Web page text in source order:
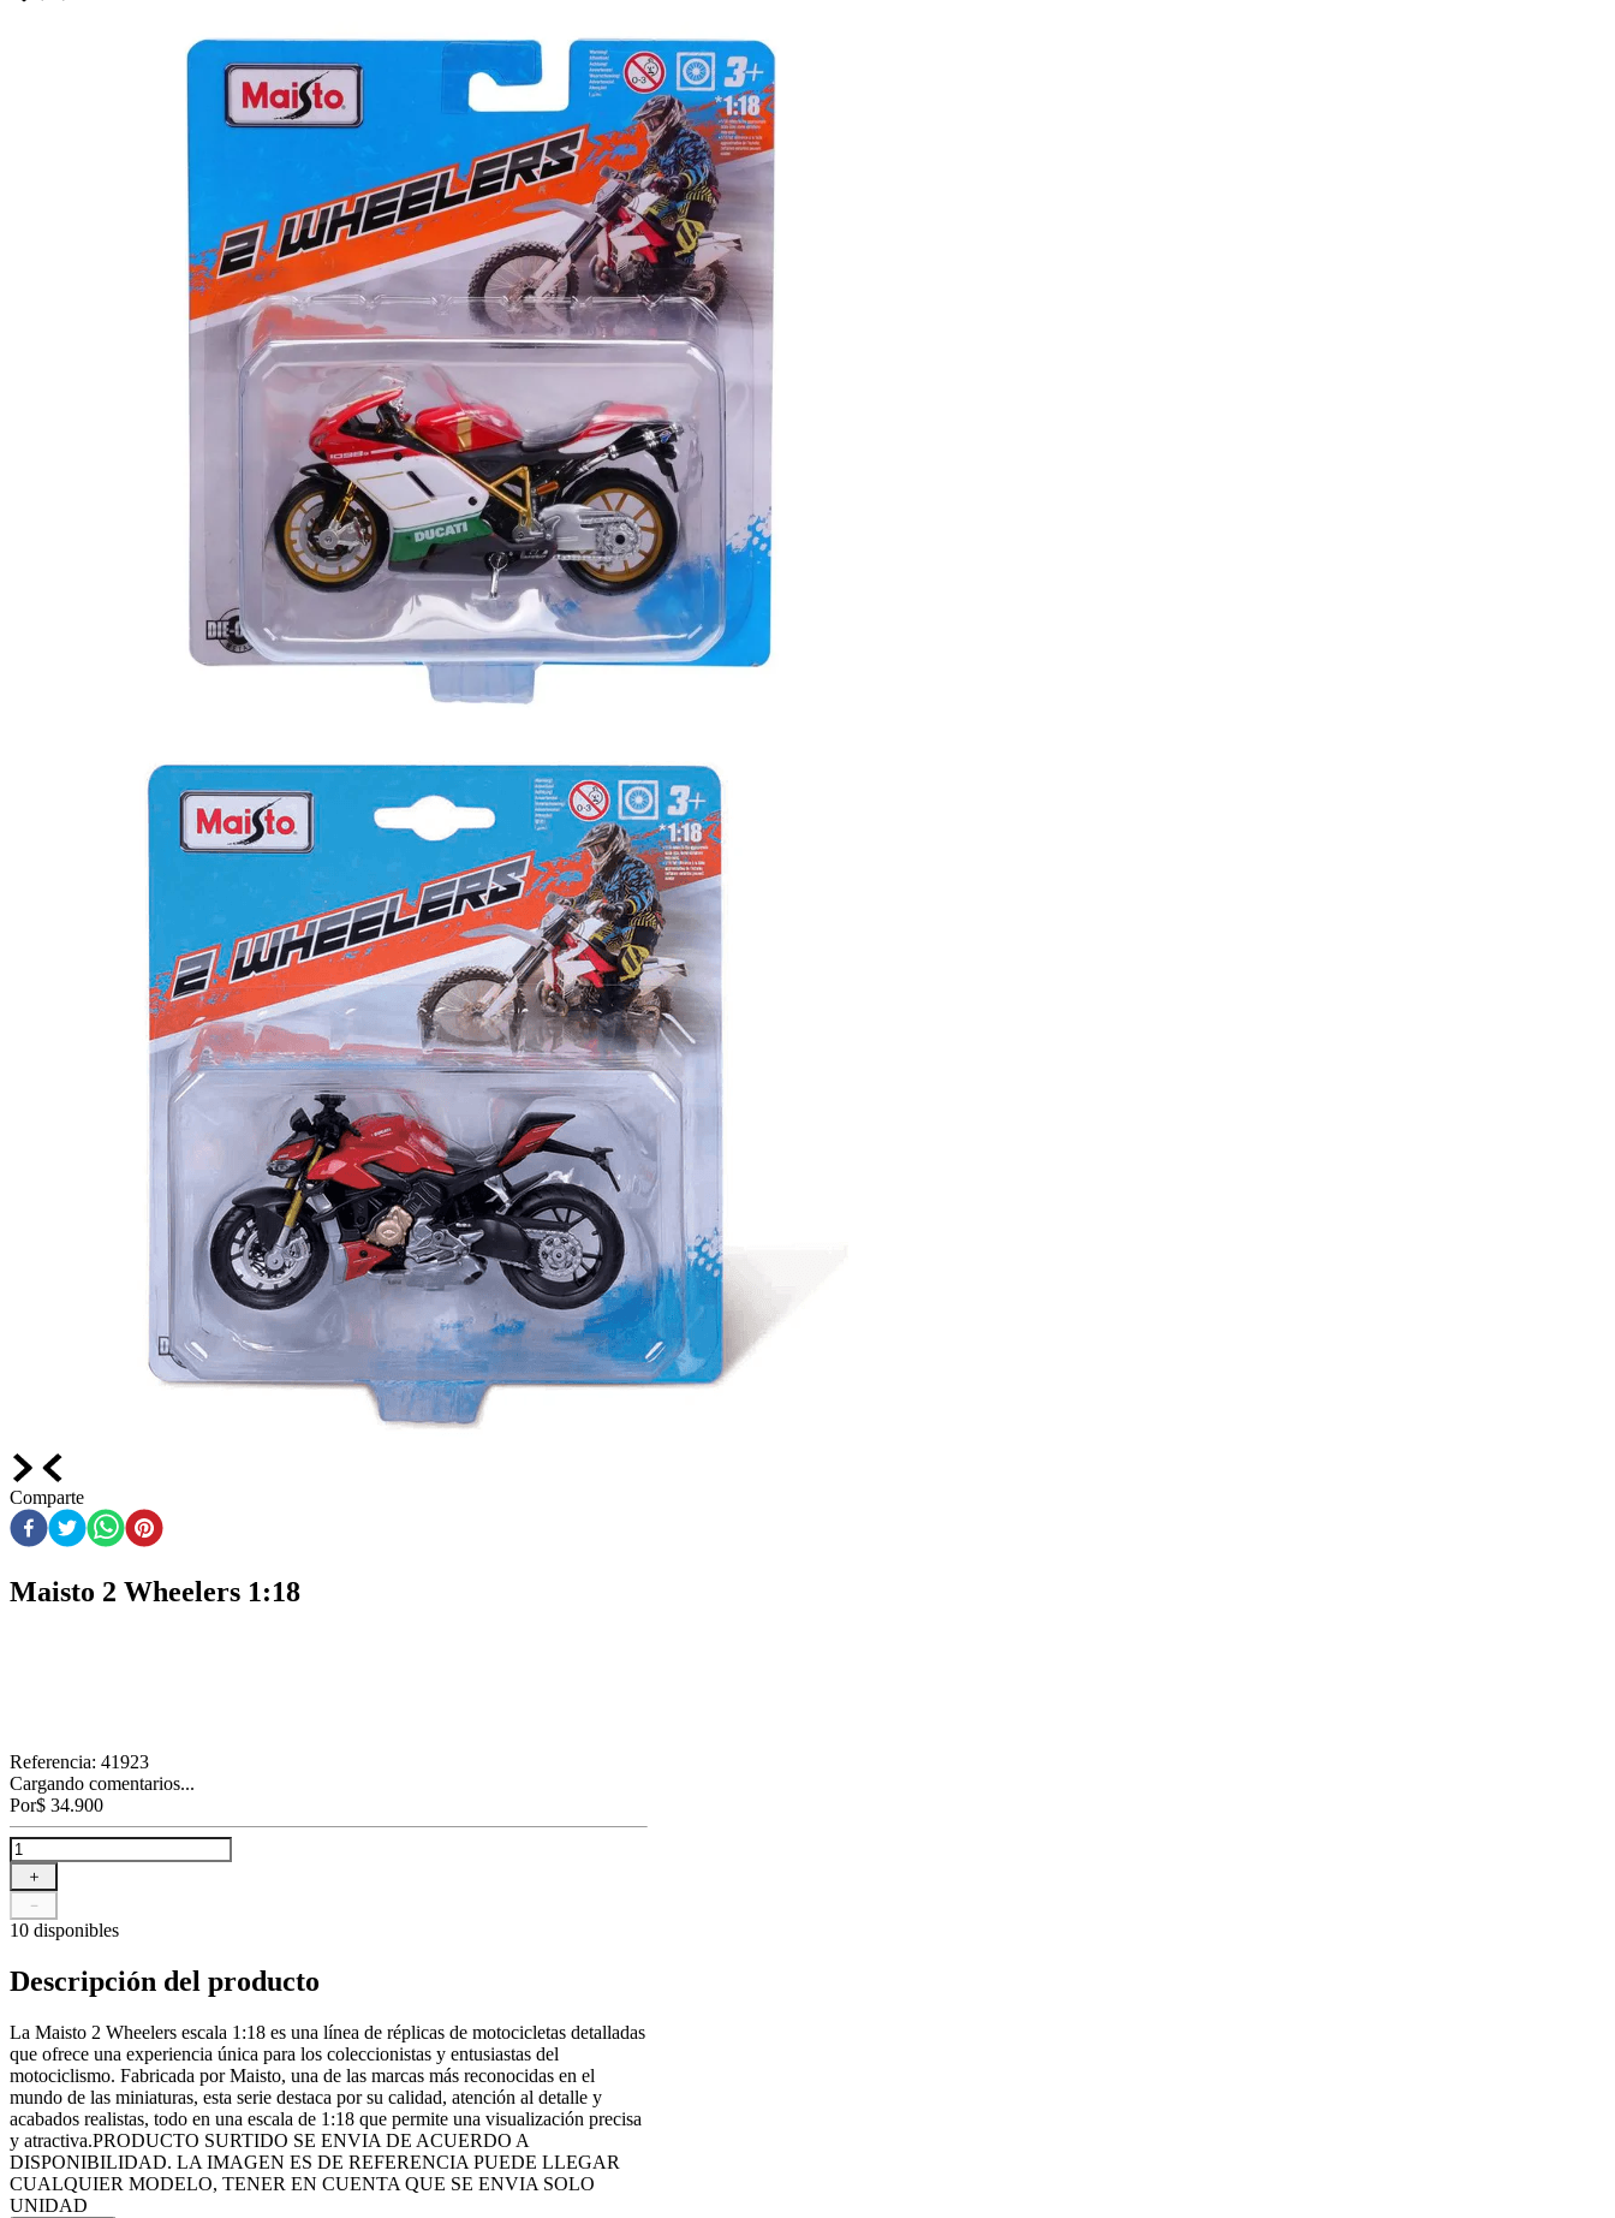
Comparte
Maisto 2 Wheelers 1:18
Referencia: 41923
Cargando comentarios...
Por$ 34.900
＋
－
10 disponibles
Descripción del producto
La Maisto 2 Wheelers escala 1:18 es una línea de réplicas de motocicletas detalladas
que ofrece una experiencia única para los coleccionistas y entusiastas del
motociclismo. Fabricada por Maisto, una de las marcas más reconocidas en el
mundo de las miniaturas, esta serie destaca por su calidad, atención al detalle y
acabados realistas, todo en una escala de 1:18 que permite una visualización precisa
y atractiva.PRODUCTO SURTIDO SE ENVIA DE ACUERDO A
DISPONIBILIDAD. LA IMAGEN ES DE REFERENCIA PUEDE LLEGAR
CUALQUIER MODELO, TENER EN CUENTA QUE SE ENVIA SOLO
UNIDAD